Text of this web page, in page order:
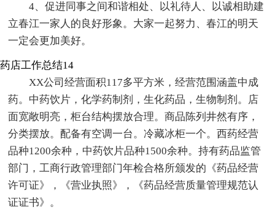
4、促进同事之间和谐相处、以礼待人、以诚相助建
立春江一家人的良好形象。大家一起努力、春江的明天
一定会更加美好。
药店工作总结14
XX公司经营面积117多平方米，经营范围涵盖中成
药。中药饮片，化学药制剂，生化药品，生物制剂。店
面宽敞明亮，柜台结构摆放合理。商品陈列井然有序，
分类摆放。配备有空调一台。冷藏冰柜一个。西药经营
品种1200余种，中药饮片品种1500余种。持有药品监管
部门，工商行政管理部门年检合格所颁发的《药品经营
许可证》，《营业执照》，《药品经营质量管理规范认
证证书》。